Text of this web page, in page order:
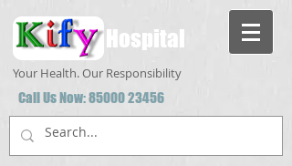
Hospital
Your Health. Our Responsibility
Call Us Now:85000 23456